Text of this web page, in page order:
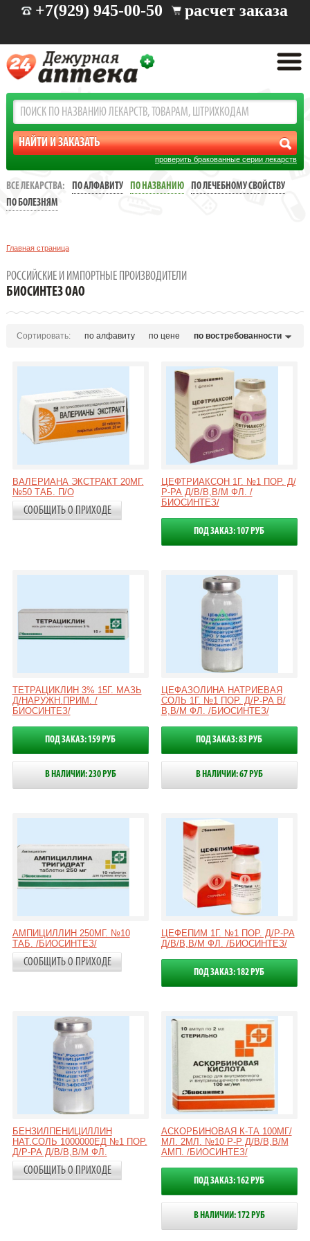
+7(929) 945-00-50 расчет заказа
проверить бракованные серии лекарств
ВСЕ ЛЕКАРСТВА: ПО АЛФАВИТУ ПО НАЗВАНИЮ
ПО ЛЕЧЕБНОМУ СВОЙСТВУ
ПО БОЛЕЗНЯМ
Главная страница
РОССИЙСКИЕ И ИМПОРТНЫЕ ПРОИЗВОДИТЕЛИ
БИОСИНТЕЗ ОАО
Сортировать: по алфавиту по цене по востребованности
ВАЛЕРИАНА ЭКСТРАКТ 20МГ.
№50 ТАБ. П/О
СООБЩИТЬ О ПРИХОДЕ
ЦЕФТРИАКСОН 1Г. №1 ПОР. Д/
Р-РА Д/В/В,В/М ФЛ. /
БИОСИНТЕЗ/
ПОД ЗАКАЗ: 107 РУБ
ТЕТРАЦИКЛИН 3% 15Г. МАЗЬ
Д/НАРУЖН.ПРИМ. /
БИОСИНТЕЗ/
ПОД ЗАКАЗ: 159 РУБ
В НАЛИЧИИ: 230 РУБ
ЦЕФАЗОЛИНА НАТРИЕВАЯ
СОЛЬ 1Г. №1 ПОР. Д/Р-РА В/
В,В/М ФЛ. /БИОСИНТЕЗ/
ПОД ЗАКАЗ: 83 РУБ
В НАЛИЧИИ: 67 РУБ
АМПИЦИЛЛИН 250МГ. №10
ТАБ. /БИОСИНТЕЗ/
СООБЩИТЬ О ПРИХОДЕ
ЦЕФЕПИМ 1Г. №1 ПОР. Д/Р-РА
Д/В/В,В/М ФЛ. /БИОСИНТЕЗ/
ПОД ЗАКАЗ: 182 РУБ
БЕНЗИЛПЕНИЦИЛЛИН
НАТ.СОЛЬ 1000000ЕД №1 ПОР.
Д/Р-РА Д/В/В,В/М ФЛ.
СООБЩИТЬ О ПРИХОДЕ
АСКОРБИНОВАЯ К-ТА 100МГ/
МЛ. 2МЛ. №10 Р-Р Д/В/В,В/М
АМП. /БИОСИНТЕЗ/
ПОД ЗАКАЗ: 162 РУБ
В НАЛИЧИИ: 172 РУБ